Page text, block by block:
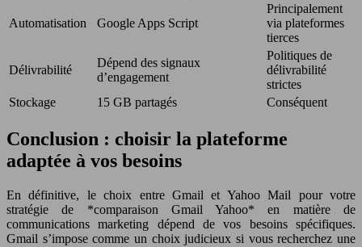
Automatisation Google Apps Script
Principalement
via plateformes
tierces
Délivrabilité
Dépend des signaux
d’engagement
Politiques de
délivrabilité
strictes
Stockage
15 GB partagés Conséquent
Conclusion : choisir la plateforme
adaptée à vos besoins
En définitive, le choix entre Gmail et Yahoo Mail pour votre
stratégie de *comparaison Gmail Yahoo* en matière de
communications marketing dépend de vos besoins spécifiques.
Gmail s’impose comme un choix judicieux si vous recherchez une